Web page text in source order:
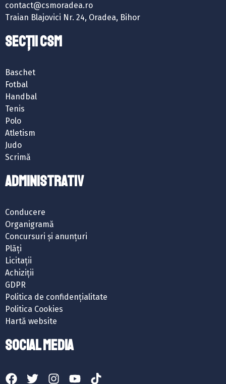
contact@csmoradea.ro
Traian Blajovici Nr. 24, Oradea, Bihor
SECȚII CSM
Baschet
Fotbal
Handbal
Tenis
Polo
Atletism
Judo
Scrimă
ADMINISTRATIV
Conducere
Organigramă
Concursuri și anunțuri
Plăți
Licitații
Achiziții
GDPR
Politica de confidențialitate
Politica Cookies
Hartă website
SOCIAL MEDIA